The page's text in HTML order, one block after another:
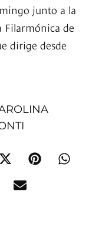
junto a la
Filarmónica de
dirige desde